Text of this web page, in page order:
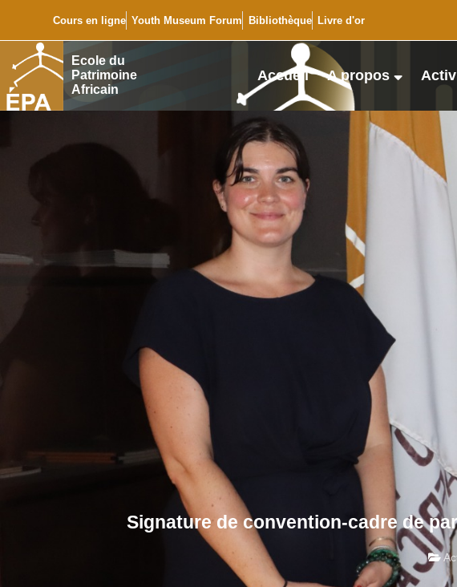
Cours en ligne Youth Museum Forum Bibliothèque Livre d'or
Ecole du
Patrimoine
Africain
Accueil A propos
Signature de convention-cadre de